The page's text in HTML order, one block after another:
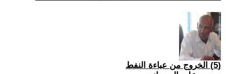
(5) الخروج من عباءة النفط